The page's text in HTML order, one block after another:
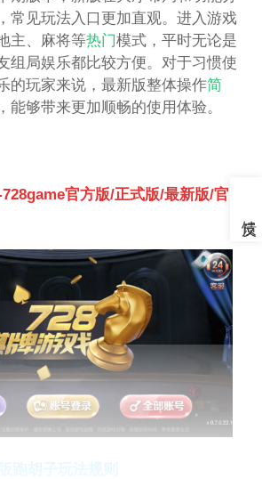
常见玩法入口更加直观。进入游戏
主、麻将等热门模式，平时无论是
组局娱乐都比较方便。对于习惯使
的玩家来说，最新版整体操作简
能够带来更加顺畅的使用体验。
官方版/正式版/最新版/官网
跑胡子玩法规则